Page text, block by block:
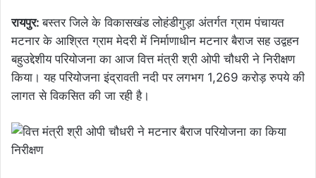
रायपुर:बस्तर जिले के विकासखंड लोहंडीगुड़ा अंतर्गत ग्राम पंचायत
मटनार के आश्रित ग्राम मेदरी में निर्माणाधीन मटनार बैराज सह उद्वहन
बहुउद्देशीय परियोजना का आज वित्त मंत्री श्री ओपी चौधरी ने निरीक्षण
किया। यह परियोजना इंद्रावती नदी पर लगभग 1,269 करोड़ रुपये की
लागत से विकसित की जा रही है।